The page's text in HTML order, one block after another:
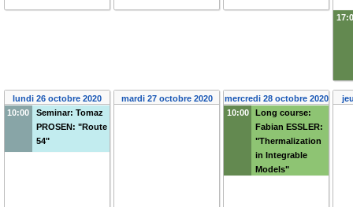
lundi 26 octobre 2020
10:00
Seminar: Tomaz
PROSEN: "Route
54"
mardi 27 octobre 2020
mercredi 28 octobre 2020
10:00
Long course:
Fabian ESSLER:
"Thermalization
in Integrable
Models"